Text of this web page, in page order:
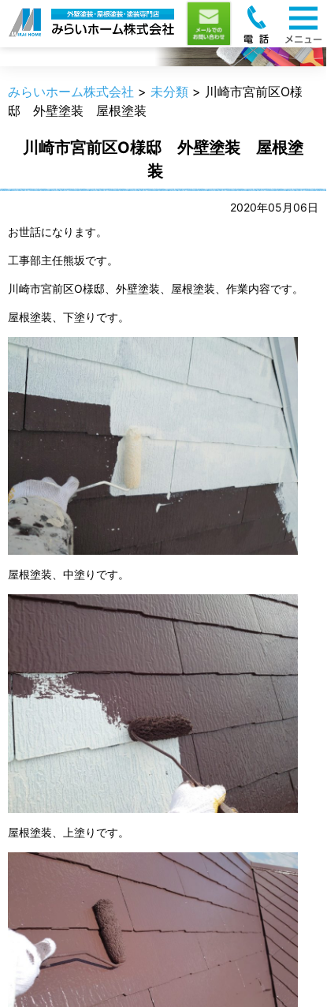
職人のうんちく
みらいホーム株式会社 > 未分類 > 川崎市宮前区O様
邸 外壁塗装 屋根塗装
川崎市宮前区O様邸 外壁塗装 屋根塗
装
2020年05月06日
お世話になります。
工事部主任熊坂です。
川崎市宮前区O様邸、外壁塗装、屋根塗装、作業内容です。
屋根塗装、下塗りです。
屋根塗装、中塗りです。
屋根塗装、上塗りです。